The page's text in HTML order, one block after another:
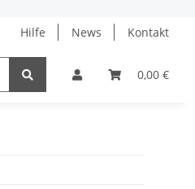
Hilfe News Kontakt
0,00 €
Tanja Steinbach